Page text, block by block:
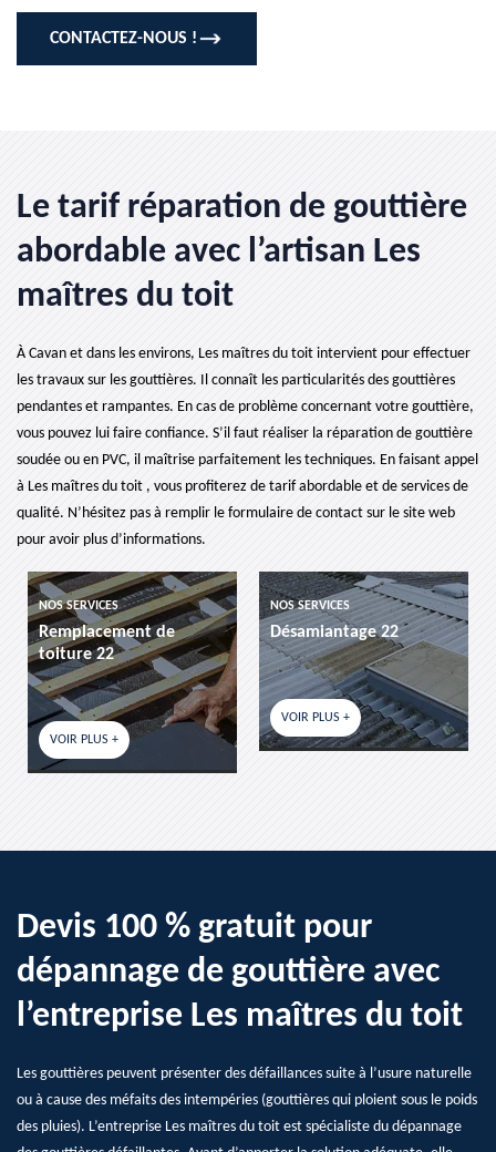
CONTACTEZ-NOUS !
Le tarif réparation de gouttière
abordable avec l’artisan Les
maîtres du toit
À Cavan et dans les environs, Les maîtres du toit intervient pour effectuer
les travaux sur les gouttières. Il connaît les particularités des gouttières
pendantes et rampantes. En cas de problème concernant votre gouttière,
vous pouvez lui faire confiance. S’il faut réaliser la réparation de gouttière
soudée ou en PVC, il maîtrise parfaitement les techniques. En faisant appel
à Les maîtres du toit , vous profiterez de tarif abordable et de services de
qualité. N’hésitez pas à remplir le formulaire de contact sur le site web
pour avoir plus d’informations.
NOS SERVICES
Remplacement de
toiture 22
VOIR PLUS +
NOS SERVICES
Désamiantage 22
VOIR PLUS +
Devis 100 % gratuit pour
dépannage de gouttière avec
l’entreprise Les maîtres du toit
Les gouttières peuvent présenter des défaillances suite à l’usure naturelle
ou à cause des méfaits des intempéries (gouttières qui ploient sous le poids
des pluies). L’entreprise Les maîtres du toit est spécialiste du dépannage